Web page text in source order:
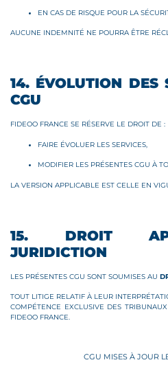
EN CAS DE RISQUE POUR LA
AUCUNE INDEMNITÉ NE POURRA ÊTRE
14. ÉVOLUTION DES
CGU
FIDEOO FRANCE SE RÉSERVE LE DROIT DE :
FAIRE ÉVOLUER LES SERVICES,
MODIFIER LES PRÉSENTES CGU À
LA VERSION APPLICABLE EST CELLE EN
15. DROIT
JURIDICTION
LES PRÉSENTES CGU SONT SOUMISES AU
TOUT LITIGE RELATIF À LEUR
COMPÉTENCE EXCLUSIVE DES
FIDEOO FRANCE.
CGU MISES À JOUR